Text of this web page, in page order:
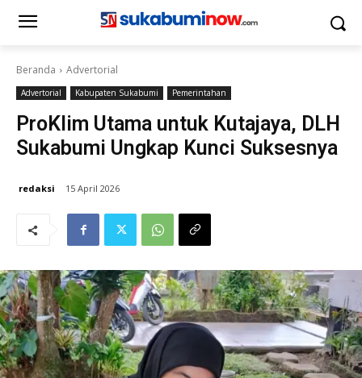
Beranda Advertorial
Advertorial Kabupaten Sukabumi Pemerintahan
ProKlim Utama untuk Kutajaya, DLH
Sukabumi Ungkap Kunci Suksesnya
redaksi 15 April 2026